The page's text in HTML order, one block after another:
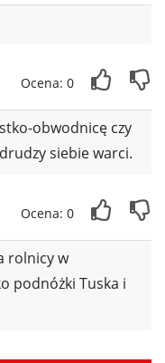
Ocena: 0
obwodnicę czy
siebie warci.
Ocena: 0
rolnicy w
podnóżki Tuska i